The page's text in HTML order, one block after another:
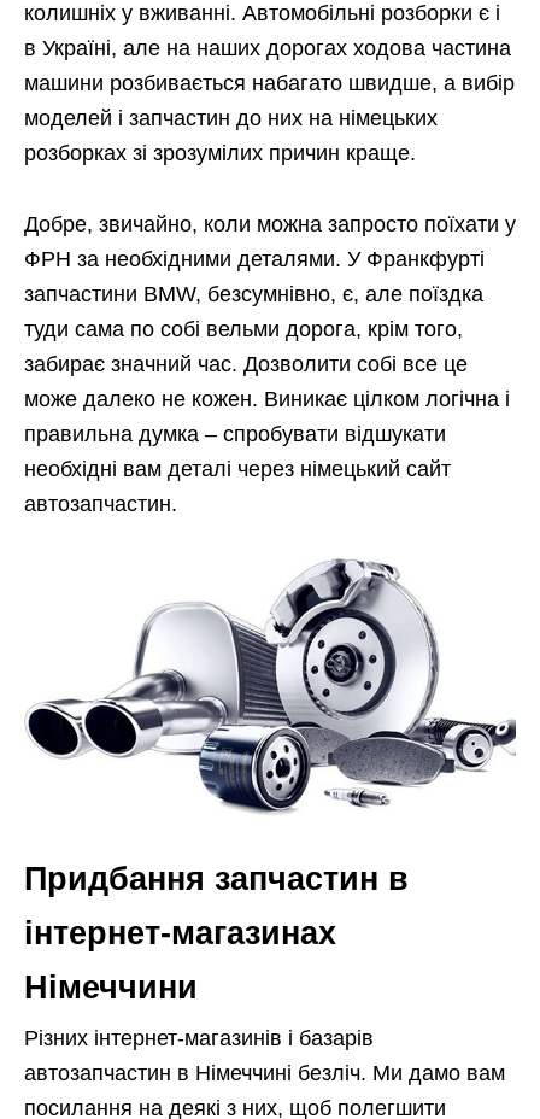
колишніх у вживанні. Автомобільні розборки є і
в Україні, але на наших дорогах ходова частина
машини розбивається набагато швидше, а вибір
моделей і запчастин до них на німецьких
розборках зі зрозумілих причин краще.
Добре, звичайно, коли можна запросто поїхати у
ФРН за необхідними деталями. У Франкфурті
запчастини BMW, безсумнівно, є, але поїздка
туди сама по собі вельми дорога, крім того,
забирає значний час. Дозволити собі все це
може далеко не кожен. Виникає цілком логічна і
правильна думка – спробувати відшукати
необхідні вам деталі через німецький сайт
автозапчастин.
Придбання запчастин в
інтернет-магазинах
Німеччини
Різних інтернет-магазинів і базарів
автозапчастин в Німеччині безліч. Ми дамо вам
посилання на деякі з них, щоб полегшити